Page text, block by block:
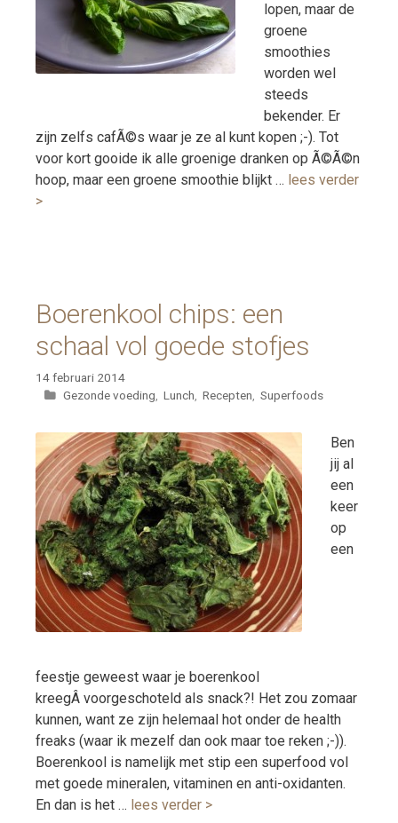
lopen, maar de
groene
smoothies
worden wel
steeds
bekender. Er
zijn zelfs cafÃ©s waar je ze al kunt kopen ;-). Tot
voor kort gooide ik alle groenige dranken op Ã©Ã©n
hoop, maar een groene smoothie blijkt … lees verder
>
Boerenkool chips: een
schaal vol goede stofjes
14 februari 2014
Categorieën
Gezonde voeding Lunch Recepten Superfoods
Ben
jij al
een
keer
op
een
feestje geweest waar je boerenkool
kreegÂ voorgeschoteld als snack?! Het zou zomaar
kunnen, want ze zijn helemaal hot onder de health
freaks (waar ik mezelf dan ook maar toe reken ;-)).
Boerenkool is namelijk met stip een superfood vol
met goede mineralen, vitaminen en anti-oxidanten.
En dan is het … lees verder >